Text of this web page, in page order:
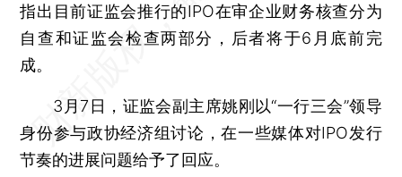
指出目前证监会推行的IPO在审企业财务核查分为
自查和证监会检查两部分，后者将于6月底前完
成。
3月7日，证监会副主席姚刚以“一行三会”领导
身份参与政协经济组讨论，在一些媒体对IPO发行
节奏的进展问题给予了回应。